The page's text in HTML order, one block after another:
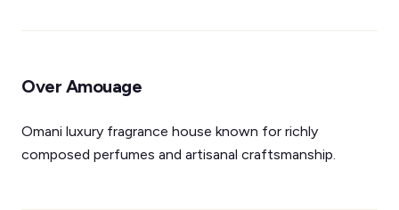
Over Amouage
Omani luxury fragrance house known for richly
composed perfumes and artisanal craftsmanship.